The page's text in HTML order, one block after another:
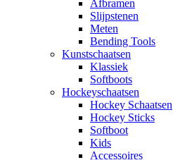
Afbramen
Slijpstenen
Meten
Bending Tools
Kunstschaatsen
Klassiek
Softboots
Hockeyschaatsen
Hockey Schaatsen
Hockey Sticks
Softboot
Kids
Accessoires